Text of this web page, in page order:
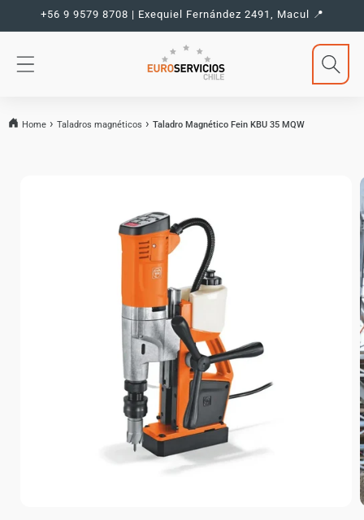
directamente
al contenido
+56 9 9579 8708 | Exequiel Fernández 2491, Macul 📍
Home Taladros magnéticos Taladro Magnético Fein KBU 35 MQW